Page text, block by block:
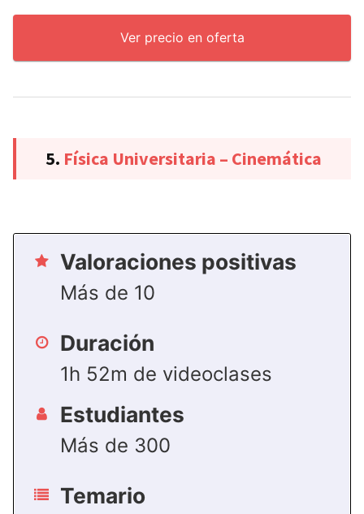
Ver precio en oferta
5. Física Universitaria – Cinemática
Valoraciones positivas
Más de 10
Duración
1h 52m de videoclases
Estudiantes
Más de 300
Temario